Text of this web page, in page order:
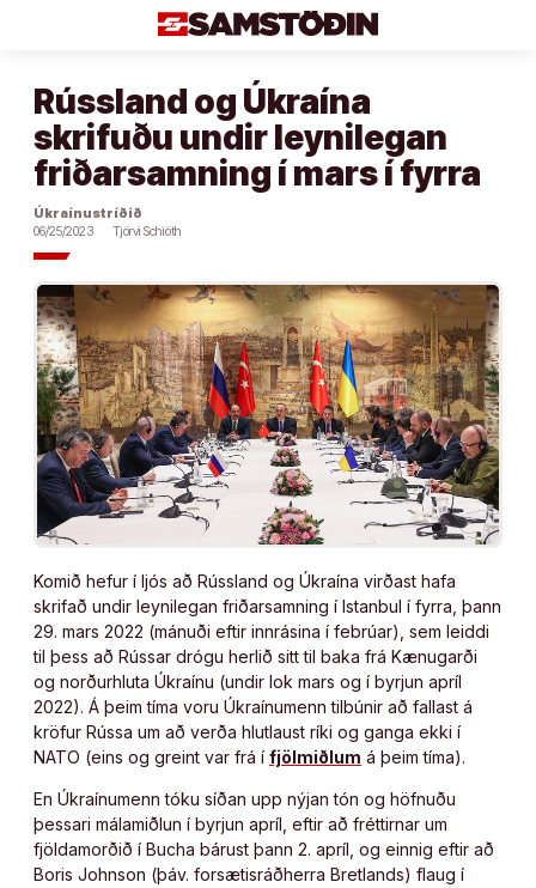
Rússland og Úkraína
skrifuðu undir leynilegan
friðarsamning í mars í fyrra
Úkraínustríðið
06/25/2023
Tjörvi Schiöth
Komið hefur í ljós að Rússland og Úkraína virðast hafa
skrifað undir leynilegan friðarsamning í Istanbul í fyrra, þann
29. mars 2022 (mánuði eftir innrásina í febrúar), sem leiddi
til þess að Rússar drógu herlið sitt til baka frá Kænugarði
og norðurhluta Úkraínu (undir lok mars og í byrjun apríl
2022). Á þeim tíma voru Úkraínumenn tilbúnir að fallast á
kröfur Rússa um að verða hlutlaust ríki og ganga ekki í
NATO (eins og greint var frá í fjölmiðlum á þeim tíma).
En Úkraínumenn tóku síðan upp nýjan tón og höfnuðu
þessari málamiðlun í byrjun apríl, eftir að fréttirnar um
fjöldamorðið í Bucha bárust þann 2. apríl, og einnig eftir að
Boris Johnson (þáv. forsætisráðherra Bretlands) flaug í